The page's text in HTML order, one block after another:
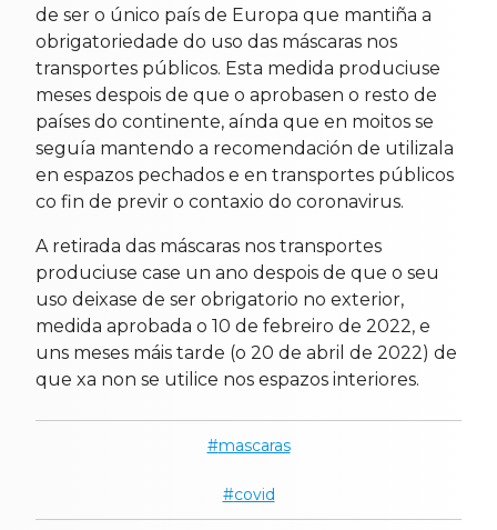
de ser o único país de Europa que mantiña a
obrigatoriedade do uso das máscaras nos
transportes públicos. Esta medida produciuse
meses despois de que o aprobasen o resto de
países do continente, aínda que en moitos se
seguía mantendo a recomendación de utilizala
en espazos pechados e en transportes públicos
co fin de previr o contaxio do coronavirus.
A retirada das máscaras nos transportes
produciuse case un ano despois de que o seu
uso deixase de ser obrigatorio no exterior,
medida aprobada o 10 de febreiro de 2022, e
uns meses máis tarde (o 20 de abril de 2022) de
que xa non se utilice nos espazos interiores.
mascaras
covid